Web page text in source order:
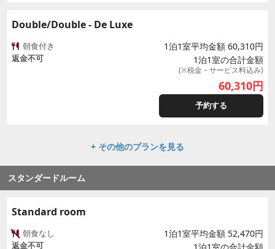
Double/Double - De Luxe
朝食付き
返金不可
1泊1室平均金額 60,310円
1泊1室の合計金額
(※税金・サービス料込み)
60,310円
予約する
+ その他のプランを見る
スタンダードルーム
Standard room
朝食なし
返金不可
1泊1室平均金額 52,470円